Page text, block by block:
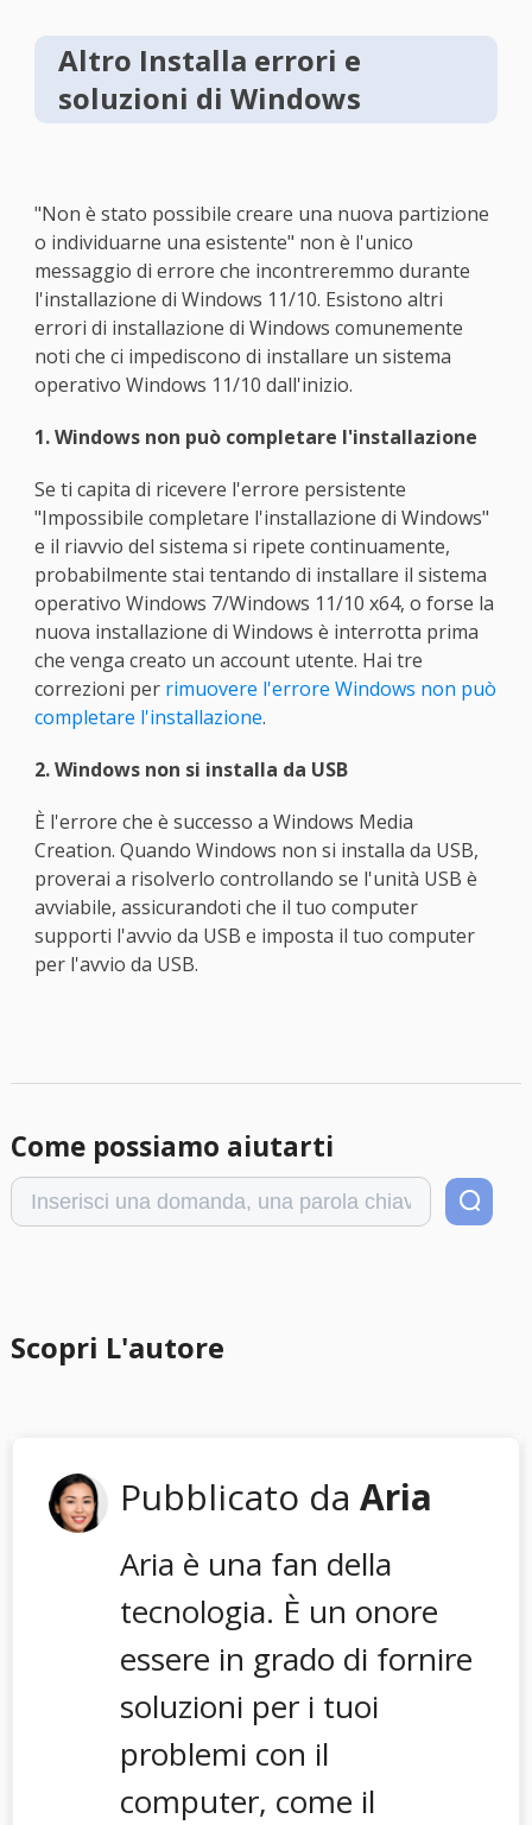
Altro Installa errori e
soluzioni di Windows
"Non è stato possibile creare una nuova partizione
o individuarne una esistente" non è l'unico
messaggio di errore che incontreremmo durante
l'installazione di Windows 11/10. Esistono altri
errori di installazione di Windows comunemente
noti che ci impediscono di installare un sistema
operativo Windows 11/10 dall'inizio.
1. Windows non può completare l'installazione
Se ti capita di ricevere l'errore persistente
"Impossibile completare l'installazione di Windows"
e il riavvio del sistema si ripete continuamente,
probabilmente stai tentando di installare il sistema
operativo Windows 7/Windows 11/10 x64, o forse la
nuova installazione di Windows è interrotta prima
che venga creato un account utente. Hai tre
correzioni per rimuovere l'errore Windows non può
completare l'installazione.
2. Windows non si installa da USB
È l'errore che è successo a Windows Media
Creation. Quando Windows non si installa da USB,
proverai a risolverlo controllando se l'unità USB è
avviabile, assicurandoti che il tuo computer
supporti l'avvio da USB e imposta il tuo computer
per l'avvio da USB.
Come possiamo aiutarti
Scopri L'autore
Pubblicato da Aria
Aria è una fan della
tecnologia. È un onore
essere in grado di fornire
soluzioni per i tuoi
problemi con il
computer, come il